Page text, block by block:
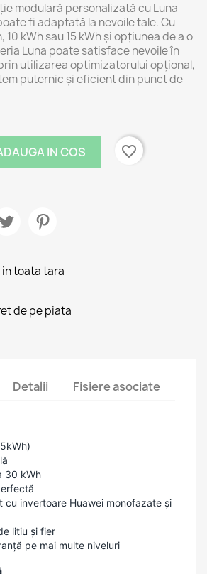
modulară personalizată cu Luna
fi adaptată la nevoile tale. Cu
kWh sau 15 kWh și opțiunea de a o
Luna poate satisface nevoile în
utilizarea optimizatorului opțional,
puternic și eficient din punct de
IN COS
favorite_border
toata tara
de pe piata
Detalii Fisiere asociate
30 kWh
cu invertoare Huawei monofazate și
litiu și fier
pe mai multe niveluri